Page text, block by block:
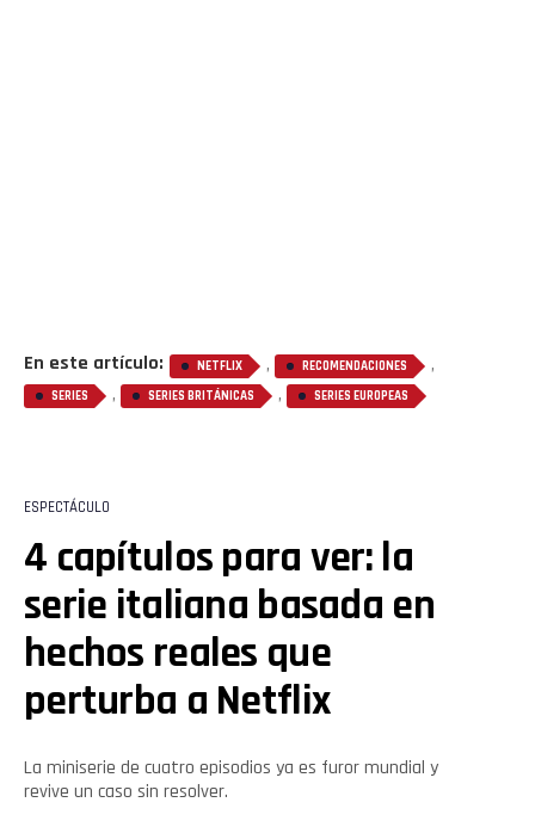
En este artículo: NETFLIX , RECOMENDACIONES ,
SERIES , SERIES BRITÁNICAS , SERIES EUROPEAS
ESPECTÁCULO
4 capítulos para ver: la
serie italiana basada en
hechos reales que
perturba a Netflix
La miniserie de cuatro episodios ya es furor mundial y
revive un caso sin resolver.